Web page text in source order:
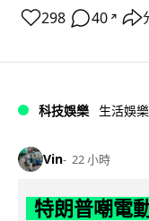
298 40 ↗
科技娛樂 生活娛樂
Vin 22 小時
特朗普嘲電